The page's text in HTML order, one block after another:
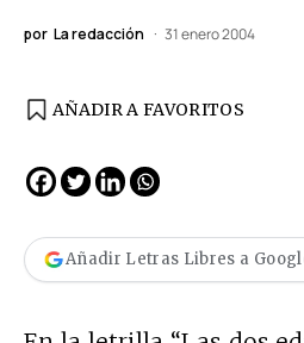
por La redacción 31 enero 2004
AÑADIR A FAVORITOS
Añadir Letras Libres a